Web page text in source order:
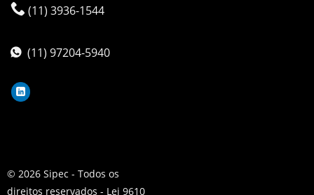
(11) 3936-1544
(11) 97204-5940
© 2026 Sipec - Todos os
direitos reservados - Lei 9610